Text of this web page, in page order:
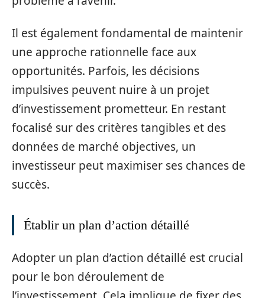
Il est également fondamental de maintenir
une approche rationnelle face aux
opportunités. Parfois, les décisions
impulsives peuvent nuire à un projet
d’investissement prometteur. En restant
focalisé sur des critères tangibles et des
données de marché objectives, un
investisseur peut maximiser ses chances de
succès.
Établir un plan d’action détaillé
Adopter un plan d’action détaillé est crucial
pour le bon déroulement de